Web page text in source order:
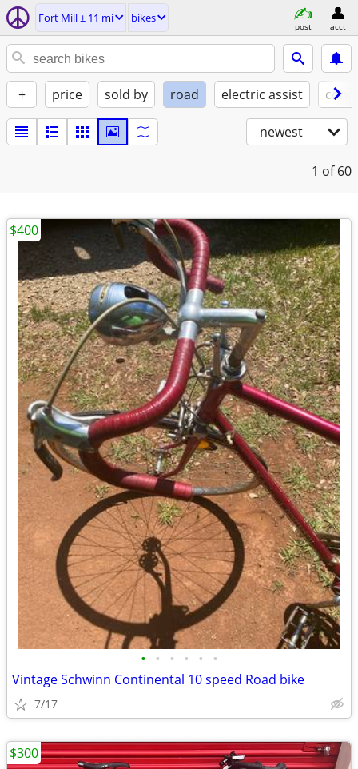
Fort Mill ± 11 mi bikes
post acct
+ price sold by road electric assist
newest
1 of 60
• • • • • •
Vintage Schwinn Continental 10 speed Road bike
7/17
$400
$300